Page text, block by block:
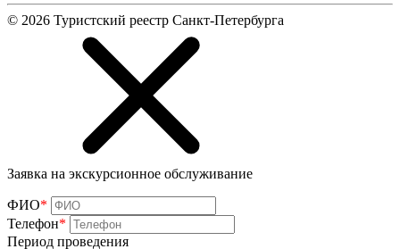
© 2026 Туристский реестр Санкт-Петербурга
Заявка на экскурсионное обслуживание
ФИО*
Телефон*
Период проведения